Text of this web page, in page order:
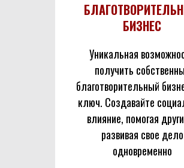
БИЗНЕС
Уникальная
получить
благотворительный
ключ. Создавайте
влияние, помогая
развивая свое дело
одновременно